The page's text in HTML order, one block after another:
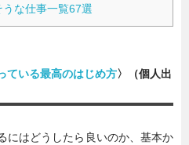
な仕事一覧67選
ている最高のはじめ方〉（個人出
にはどうしたら良いのか、基本か